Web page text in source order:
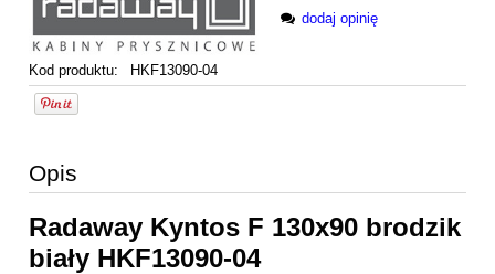
Kod produktu: HKF13090-04
dodaj opinię
Opis
Radaway Kyntos F 130x90 brodzik
biały HKF13090-04